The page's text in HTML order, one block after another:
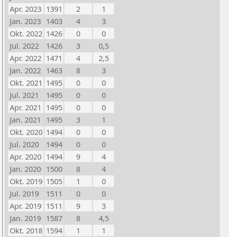
Apr. 2023 1391 2
1
Jan. 2023 1403 4
3
Okt. 2022 1426 0
0
Jul. 2022
1426 3
0,5
Apr. 2022 1471 4
2,5
Jan. 2022 1463 8
3
Okt. 2021 1495 0
0
Jul. 2021
1495 0
0
Apr. 2021 1495 0
0
Jan. 2021
1495 3
1
Okt. 2020 1494 0
0
Jul. 2020
1494 0
0
Apr. 2020 1494 9
4
Jan. 2020 1500 8
4
Okt. 2019 1505 1
0
Jul. 2019
1511 0
0
Apr. 2019 1511 9
3
Jan. 2019 1587 8
4,5
Okt. 2018 1594 1
1